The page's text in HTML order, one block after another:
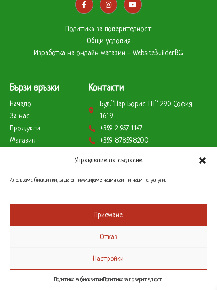
Управление на съгласие
Използваме бисквитки, за да оптимизираме нашия сайт и нашите услуги.
Приемане
Отказ
Настройки
Политика за бисквиткиПолитика за поверителност
Политика за поверителност
Общи условия
Изработка на онлайн магазин - WebsiteBuilderBG
Бързи връзки
Начало
За нас
Продукти
Магазин
Начини на плащане
Контакти
Бул.”Цар Борис ІІІ” 290 София
1619
+359 2 957 1147
+359 878598200
info@remcobg.com
Понеделник до Петък – 9 до 17 часа
Понеделник до Петък – 9 до 17 часа